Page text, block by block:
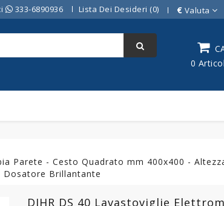
333-6890936 Lista Dei Desideri (0) € Valuta
0
Parete - Cesto Quadrato mm 400x400 -
Dosatore Brillantante
DIHR DS 40 Lavastoviglie